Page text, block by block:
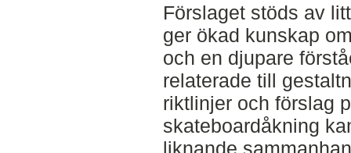
Förslaget stöds av
ger ökad kunskap
och en djupare
relaterade till
riktlinjer och förslag
skateboardåkning
liknande